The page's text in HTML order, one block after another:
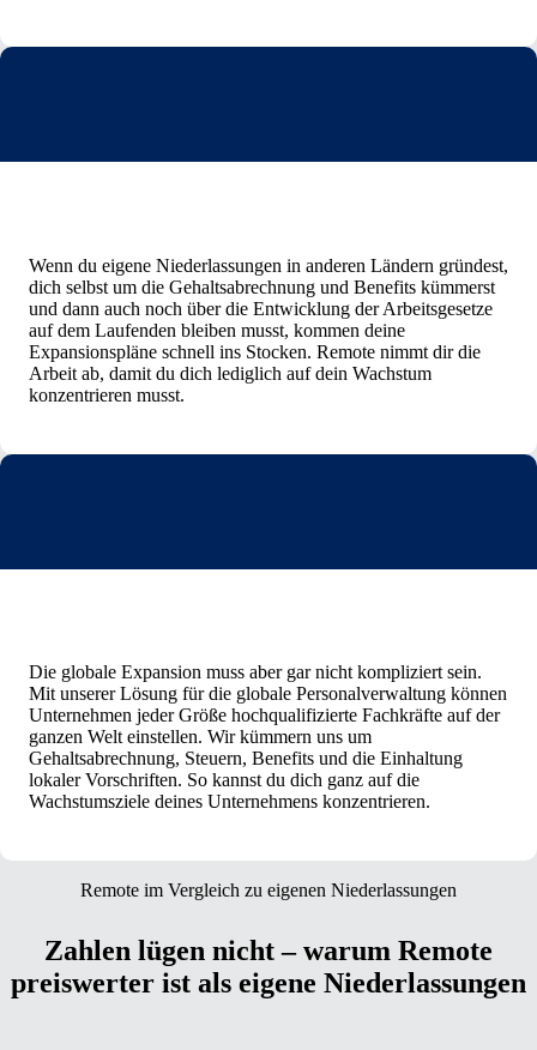
Wenn du eigene Niederlassungen in anderen Ländern gründest,
dich selbst um die Gehaltsabrechnung und Benefits kümmerst
und dann auch noch über die Entwicklung der Arbeitsgesetze
auf dem Laufenden bleiben musst, kommen deine
Expansionspläne schnell ins Stocken. Remote nimmt dir die
Arbeit ab, damit du dich lediglich auf dein Wachstum
konzentrieren musst.
Die globale Expansion muss aber gar nicht kompliziert sein.
Mit unserer Lösung für die globale Personalverwaltung können
Unternehmen jeder Größe hochqualifizierte Fachkräfte auf der
ganzen Welt einstellen. Wir kümmern uns um
Gehaltsabrechnung, Steuern, Benefits und die Einhaltung
lokaler Vorschriften. So kannst du dich ganz auf die
Wachstumsziele deines Unternehmens konzentrieren.
Remote im Vergleich zu eigenen Niederlassungen
Zahlen lügen nicht – warum Remote
preiswerter ist als eigene Niederlassungen